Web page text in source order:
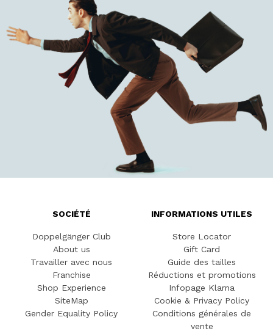
SOCIÉTÉ
Doppelgänger Club
About us
Travailler avec nous
Franchise
Shop Experience
SiteMap
Gender Equality Policy
INFORMATIONS UTILES
Store Locator
Gift Card
Guide des tailles
Réductions et promotions
Infopage Klarna
Cookie & Privacy Policy
Conditions générales de
vente